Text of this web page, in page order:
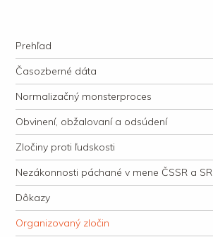
justície
Navigation
Skip to content
Prehľad
Časozberné dáta
Normalizačný monsterproces
Obvinení, obžalovaní a odsúdení
Zločiny proti ľudskosti
Nezákonnosti páchané v mene ČSSR a SR
Dôkazy
Organizovaný zločin